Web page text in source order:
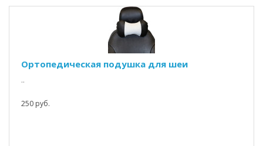
Ортопедическая подушка для шеи
..
250 руб.